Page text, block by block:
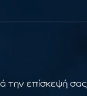
την επίσκεψή σας